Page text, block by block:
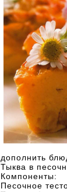
дополнить
Тыква в
Компоненты:
Песочное